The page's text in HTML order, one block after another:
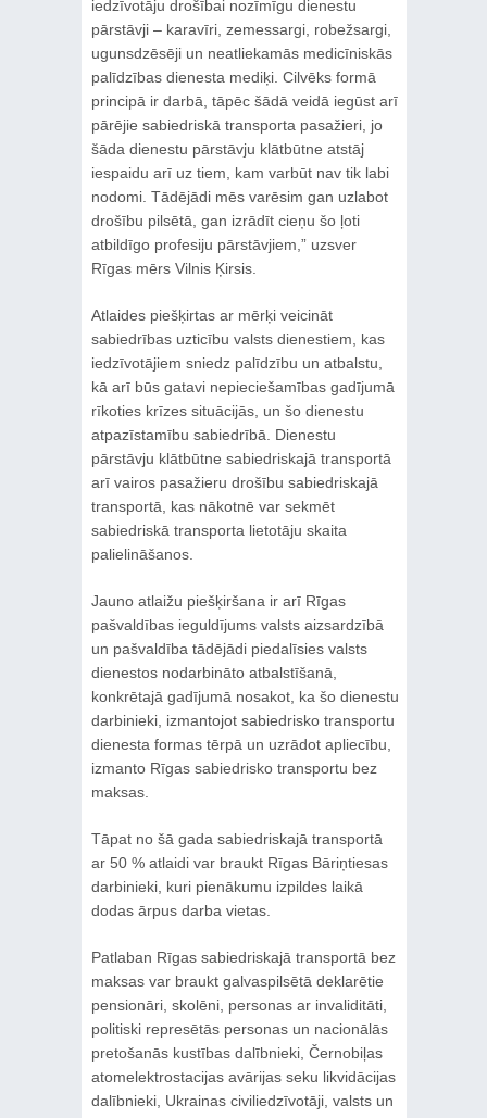
iedzīvotāju drošībai nozīmīgu dienestu
pārstāvji – karavīri, zemessargi, robežsargi,
ugunsdzēsēji un neatliekamās medicīniskās
palīdzības dienesta mediķi. Cilvēks formā
principā ir darbā, tāpēc šādā veidā iegūst arī
pārējie sabiedriskā transporta pasažieri, jo
šāda dienestu pārstāvju klātbūtne atstāj
iespaidu arī uz tiem, kam varbūt nav tik labi
nodomi. Tādējādi mēs varēsim gan uzlabot
drošību pilsētā, gan izrādīt cieņu šo ļoti
atbildīgo profesiju pārstāvjiem,” uzsver
Rīgas mērs Vilnis Ķirsis.
Atlaides piešķirtas ar mērķi veicināt
sabiedrības uzticību valsts dienestiem, kas
iedzīvotājiem sniedz palīdzību un atbalstu,
kā arī būs gatavi nepieciešamības gadījumā
rīkoties krīzes situācijās, un šo dienestu
atpazīstamību sabiedrībā. Dienestu
pārstāvju klātbūtne sabiedriskajā transportā
arī vairos pasažieru drošību sabiedriskajā
transportā, kas nākotnē var sekmēt
sabiedriskā transporta lietotāju skaita
palielināšanos.
Jauno atlaižu piešķiršana ir arī Rīgas
pašvaldības ieguldījums valsts aizsardzībā
un pašvaldība tādējādi piedalīsies valsts
dienestos nodarbināto atbalstīšanā,
konkrētajā gadījumā nosakot, ka šo dienestu
darbinieki, izmantojot sabiedrisko transportu
dienesta formas tērpā un uzrādot apliecību,
izmanto Rīgas sabiedrisko transportu bez
maksas.
Tāpat no šā gada sabiedriskajā transportā
ar 50 % atlaidi var braukt Rīgas Bāriņtiesas
darbinieki, kuri pienākumu izpildes laikā
dodas ārpus darba vietas.
Patlaban Rīgas sabiedriskajā transportā bez
maksas var braukt galvaspilsētā deklarētie
pensionāri, skolēni, personas ar invaliditāti,
politiski represētās personas un nacionālās
pretošanās kustības dalībnieki, Černobiļas
atomelektrostacijas avārijas seku likvidācijas
dalībnieki, Ukrainas civiliedzīvotāji, valsts un